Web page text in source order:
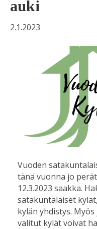
auki
2.1.2023
Vuoden
tänä vuonna jo
12.3.2023 saakka.
satakuntalaiset
kylän yhdistys.
valitut kylät voivat